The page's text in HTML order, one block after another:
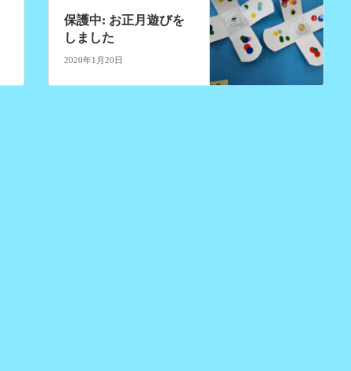
保護中: お正月遊びを
しました
2020年1月20日